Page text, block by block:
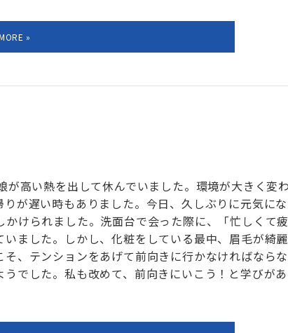
高い熱を出して休んでいました。環境が大きく変わ
が遅い時もありました。今日、久しぶりに元気にな
けられました。洗面台で会った際に、「忙しくて疲
ました。しかし、化粧をしている最中、眉毛が綺麗
、テンションをあげて前向きに行かなければならな
でした。私も改めて、前向きにいこう！と学びがあ